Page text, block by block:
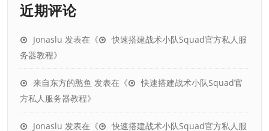
近期评论
Jonaslu 发表在《
快速搭建战术小队Squad官方私人服
务器教程》
来自东方的憨鱼 发表在《
快速搭建战术小队Squad官
方私人服务器教程》
Jonaslu 发表在《
快速搭建战术小队Squad官方私人服